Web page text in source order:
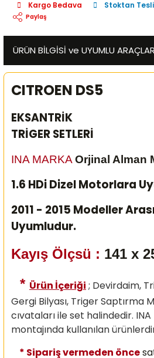
Kargo Bedava Stoktan
Paylaş
ÜRÜN BİLGİSİ ve UYUMLU ARAÇLAR
CITROEN DS5
EKSANTRİK
TRİGER SETLERİ
INA MARKA Orjinal Alman
1.6 HDi Dizel Motorlara
2011 - 2015 Modeller
Uyumludur.
Kayış Ölçsü : 141 x
* Ürün İçeriği ; Devirdaim,
Gergi Bilyası, Triger Saptırma
cıvataları ile set halindedir.
montajında kullanılan
* Sipariş vermeden önce